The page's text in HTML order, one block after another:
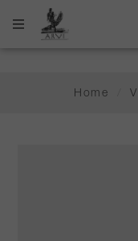
Home